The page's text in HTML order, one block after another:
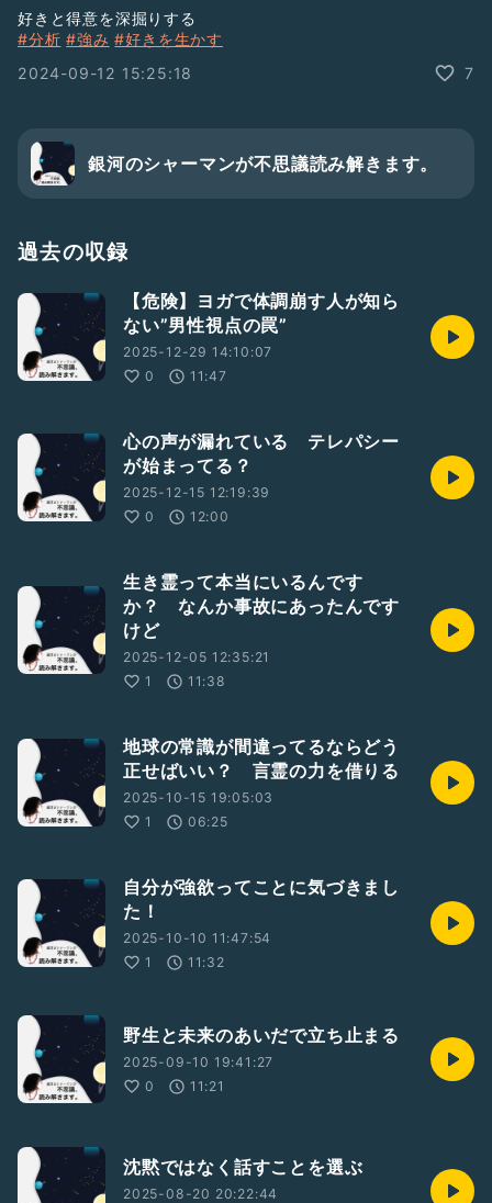
好きと得意を深掘りする
#分析 #強み #好きを生かす
2024-09-12 15:25:18
7
銀河のシャーマンが不思議読み解きます。
過去の収録
【危険】ヨガで体調崩す人が知ら
ない”男性視点の罠”
2025-12-29 14:10:07
0
11:47
心の声が漏れている テレパシー
が始まってる？
2025-12-15 12:19:39
0
12:00
生き霊って本当にいるんです
か？ なんか事故にあったんです
けど
2025-12-05 12:35:21
1
11:38
地球の常識が間違ってるならどう
正せばいい？ 言霊の力を借りる
2025-10-15 19:05:03
1
06:25
自分が強欲ってことに気づきまし
た！
2025-10-10 11:47:54
1
11:32
野生と未来のあいだで立ち止まる
2025-09-10 19:41:27
0
11:21
沈黙ではなく話すことを選ぶ
2025-08-20 20:22:44